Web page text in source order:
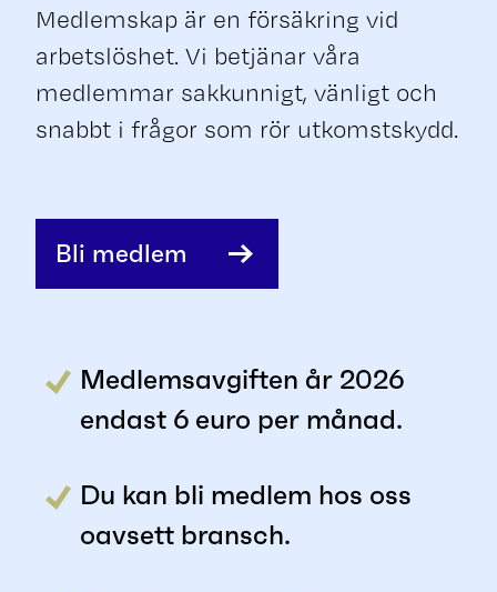
Medlemskap är en försäkring vid
arbetslöshet. Vi betjänar våra
medlemmar sakkunnigt, vänligt och
snabbt i frågor som rör utkomstskydd.
Bli medlem
Medlemsavgiften år 2026
endast 6 euro per månad.
Du kan bli medlem hos oss
oavsett bransch.